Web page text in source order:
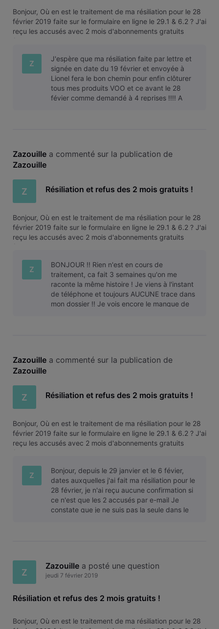
Bonjour, Où en est le traitement de ma résiliation pour le 28
février 2019 faite sur le formulaire en ligne le 29.1 & 6.2 ? J'ai
reçu les accusés avec 2 mois d'abonnements gratuits
(Pièces jointes). Je téléphone au SAV et leurs fais part de
Z
J'espère que ma résiliation faite par lettre et
signée en date du 19 février et envoyée à
Lionel fera le bon chemin pour enfin clôturer
tous mes produits VOO et ce avant le 28
févier comme demandé à 4 reprises !!!! A
Zazouille a commenté sur la publication de
Zazouille
Z Résiliation et refus des 2 mois gratuits !
Bonjour, Où en est le traitement de ma résiliation pour le 28
février 2019 faite sur le formulaire en ligne le 29.1 & 6.2 ? J'ai
reçu les accusés avec 2 mois d'abonnements gratuits
(Pièces jointes). Je téléphone au SAV et leurs fais part de
Z
BONJOUR !! Rien n'est en cours de
traitement, ca fait 3 semaines qu'on me
raconte la même histoire ! Je viens à l'instant
de téléphone et toujours AUCUNE trace dans
mon dossier !! Je vois encore le manque de
Zazouille a commenté sur la publication de
Zazouille
Z Résiliation et refus des 2 mois gratuits !
Bonjour, Où en est le traitement de ma résiliation pour le 28
février 2019 faite sur le formulaire en ligne le 29.1 & 6.2 ? J'ai
reçu les accusés avec 2 mois d'abonnements gratuits
(Pièces jointes). Je téléphone au SAV et leurs fais part de
Z
Bonjour, depuis le 29 janvier et le 6 févier,
dates auxquelles j'ai fait ma résiliation pour le
28 février, je n'ai reçu aucune confirmation si
ce n'est que les 2 accusés par e-mail Je
constate que je ne suis pas la seule dans le
Z
Zazouille a posté une question
jeudi 7 février 2019
Résiliation et refus des 2 mois gratuits !
Bonjour, Où en est le traitement de ma résiliation pour le 28